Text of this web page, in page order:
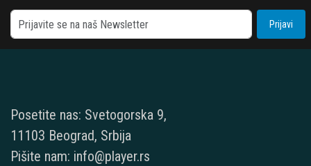
Prijavi
Posetite nas: Svetogorska 9,
11103 Beograd, Srbija
Pišite nam: info@player.rs